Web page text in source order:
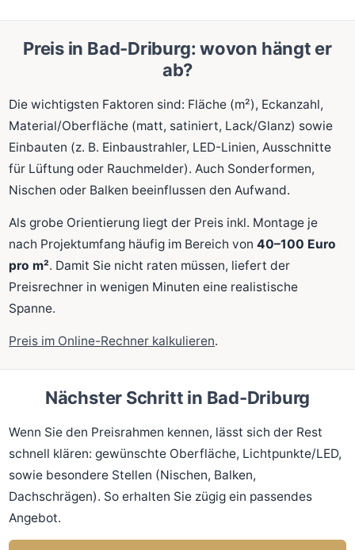
Preis in Bad-Driburg: wovon hängt er
ab?
Die wichtigsten Faktoren sind: Fläche (m²), Eckanzahl,
Material/Oberfläche (matt, satiniert, Lack/Glanz) sowie
Einbauten (z. B. Einbaustrahler, LED-Linien, Ausschnitte
für Lüftung oder Rauchmelder). Auch Sonderformen,
Nischen oder Balken beeinflussen den Aufwand.
Als grobe Orientierung liegt der Preis inkl. Montage je
nach Projektumfang häufig im Bereich von40–100 Euro
pro m². Damit Sie nicht raten müssen, liefert der
Preisrechner in wenigen Minuten eine realistische
Spanne.
Preis im Online-Rechner kalkulieren.
Nächster Schritt in Bad-Driburg
Wenn Sie den Preisrahmen kennen, lässt sich der Rest
schnell klären: gewünschte Oberfläche, Lichtpunkte/LED,
sowie besondere Stellen (Nischen, Balken,
Dachschrägen). So erhalten Sie zügig ein passendes
Angebot.